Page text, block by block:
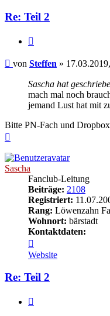
Re: Teil 2
Beitrag
von Steffen »
Sascha hat
mach mal noch
jemand Lust hat mit
Bitte PN-Fach und
Sascha
Fanclub-Leitung
Beiträge: 2108
Registriert:
Rang: Löwenzahn
Wohnort: bärstadt
Kontaktdaten:
von
Sascha
Website
Re: Teil 2